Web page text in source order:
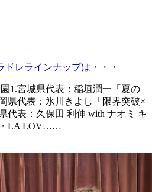
ドレラインナップは・・・
1.宮城県代表：稲垣潤一「夏の
県代表：氷川きよし「限界突破×
代表：久保田 利伸 with ナオミ キ
・LA LOV……